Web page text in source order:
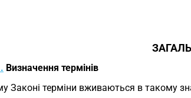
Визначення термінів
Законі терміни вживаються в такому